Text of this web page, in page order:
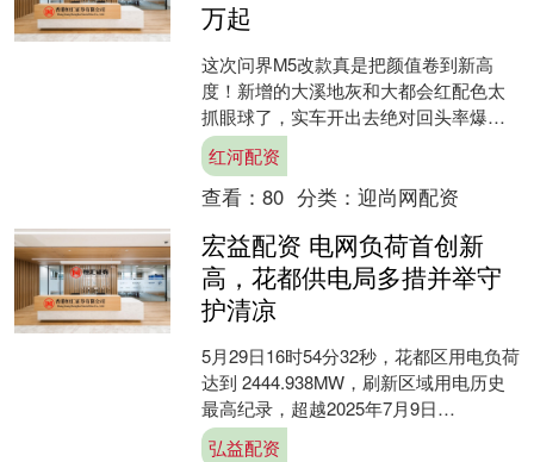
万起
这次问界M5改款真是把颜值卷到新高
度！新增的大溪地灰和大都会红配色太
抓眼球了，实车开出去绝对回头率爆
表。红色制动卡钳配上黑化处理的品牌
标识、侧视摄像头罩和轮毂，....
红河配资
查看： 80 分类： 迎尚网配资
宏益配资 电网负荷首创新
高，花都供电局多措并举守
护清凉
5月29日16时54分32秒，花都区用电负荷
达到 2444.938MW，刷新区域用电历史
最高纪录，超越2025年7月9日
2444.8MW 峰值。面对今夏快速攀升....
弘益配资